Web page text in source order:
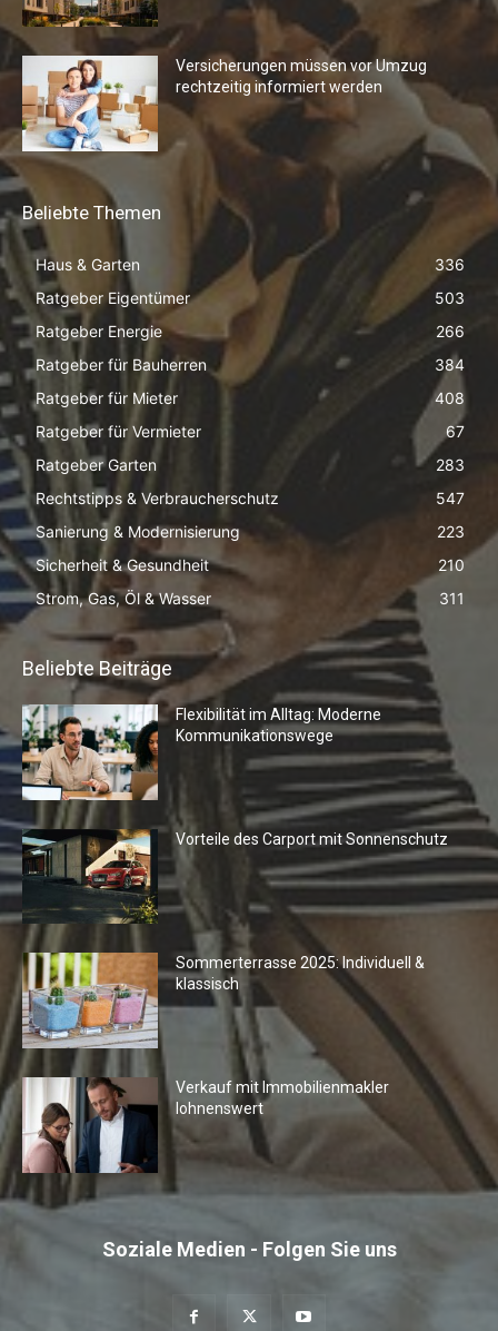
Versicherungen müssen vor Umzug
rechtzeitig informiert werden
Beliebte Themen
Haus & Garten
336
Ratgeber Eigentümer
503
Ratgeber Energie
266
Ratgeber für Bauherren
384
Ratgeber für Mieter
408
Ratgeber für Vermieter
67
Ratgeber Garten
283
Rechtstipps & Verbraucherschutz
547
Sanierung & Modernisierung
223
Sicherheit & Gesundheit
210
Strom, Gas, Öl & Wasser
311
Beliebte Beiträge
Flexibilität im Alltag: Moderne
Kommunikationswege
Vorteile des Carport mit Sonnenschutz
Sommerterrasse 2025: Individuell &
klassisch
Verkauf mit Immobilienmakler
lohnenswert
Soziale Medien - Folgen Sie uns